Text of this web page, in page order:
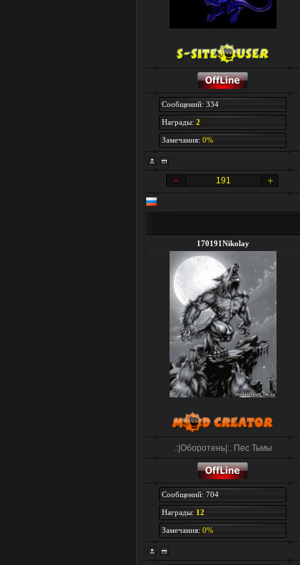
Сообщений: 334
Награды: 2
Замечания: 0%
191
170191Nikolay
.:|Оборотень|:. Пес Тьмы
Сообщений: 704
Награды: 12
Замечания: 0%